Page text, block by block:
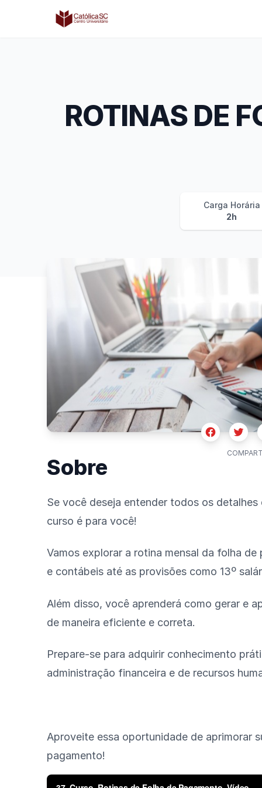
Católica SC | Experts
ROTINAS DE
Carga Horária
2h
Facebook
Sobre
Se você deseja entender todos os
curso é para você!
Vamos explorar a rotina mensal da folha
e contábeis até as provisões como 13º
Além disso, você aprenderá como gerar e
de maneira eficiente e correta.
Prepare-se para adquirir conhecimento
administração financeira e de recursos
Aproveite essa oportunidade de aprimorar
pagamento!